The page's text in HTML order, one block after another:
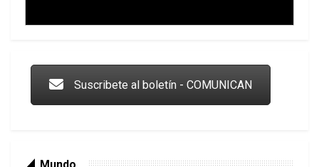
Suscribete al boletín - COMUNICAN